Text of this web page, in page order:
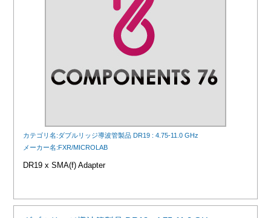
カテゴリ名:ダブルリッジ導波管製品 DR19 : 4.75-11.0 GHz
メーカー名:FXR/MICROLAB
DR19 x SMA(f) Adapter